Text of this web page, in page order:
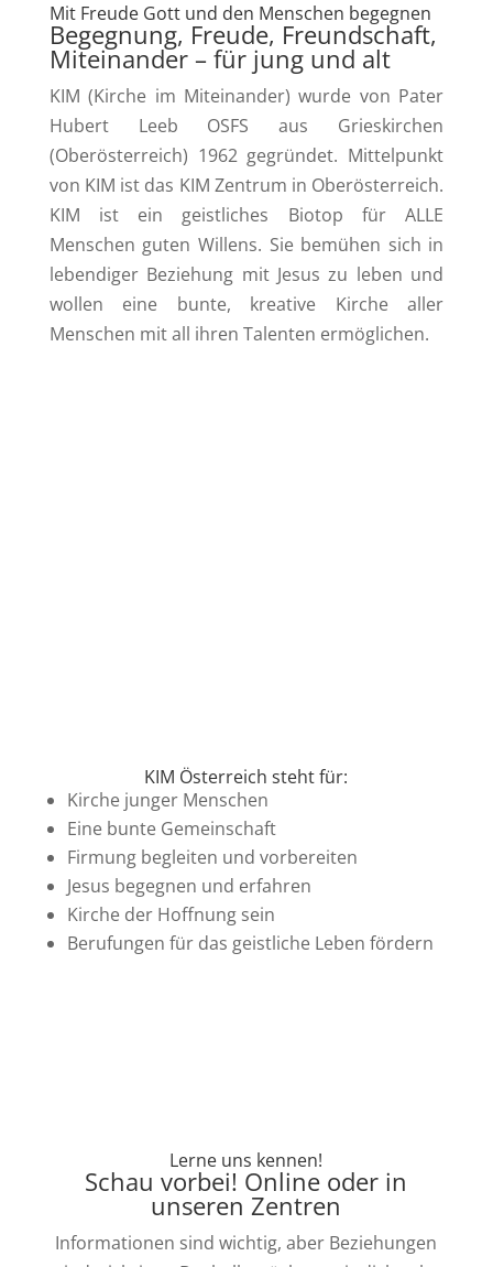
Mit Freude Gott und den Menschen begegnen
Begegnung, Freude, Freundschaft,
Miteinander – für jung und alt
KIM (Kirche im Miteinander) wurde von Pater
Hubert Leeb OSFS aus Grieskirchen
(Oberösterreich) 1962 gegründet. Mittelpunkt
von KIM ist das KIM Zentrum in Oberösterreich.
KIM ist ein geistliches Biotop fürALLE
Menschen guten Willens. Sie bemühen sich in
lebendiger Beziehung mit Jesus zu leben und
wollen eine bunte, kreative Kirchealler
Menschen mit all ihren Talenten ermöglichen.
KIM Österreich steht für:
Kirche junger Menschen
Eine bunte Gemeinschaft
Firmung begleiten und vorbereiten
Jesus begegnen und erfahren
Kirche der Hoffnung sein
Berufungen für das geistliche Leben fördern
Lerne uns kennen!
Schau vorbei! Online oder in
unseren Zentren
Informationen sind wichtig, aber Beziehungen